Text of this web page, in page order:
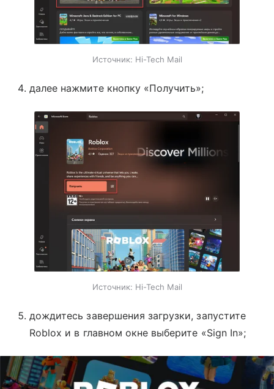
Источник: Hi-Tech Mail
далее нажмите кнопку «Получить»;
Источник: Hi-Tech Mail
дождитесь завершения загрузки, запустите
Roblox и в главном окне выберите «Sign In»;